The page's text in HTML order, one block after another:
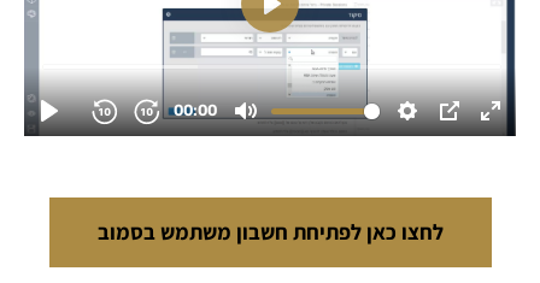
לחצו כאן לפתיחת חשבון משתמש בסמוב